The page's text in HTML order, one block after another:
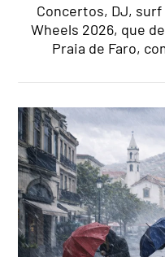
Concertos, DJ,
Wheels 2026, que
Praia de Faro,